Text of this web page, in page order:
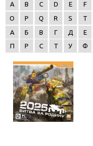
A
B C D E F
O
P Q R S T
А
Б В Г Д Е
П
Р С Т У Ф